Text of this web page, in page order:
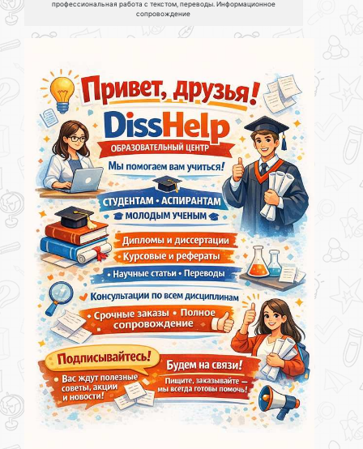
профессиональная работа с текстом, переводы. Информационное
сопровождение